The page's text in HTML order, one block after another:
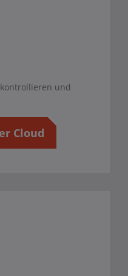
und
Cloud